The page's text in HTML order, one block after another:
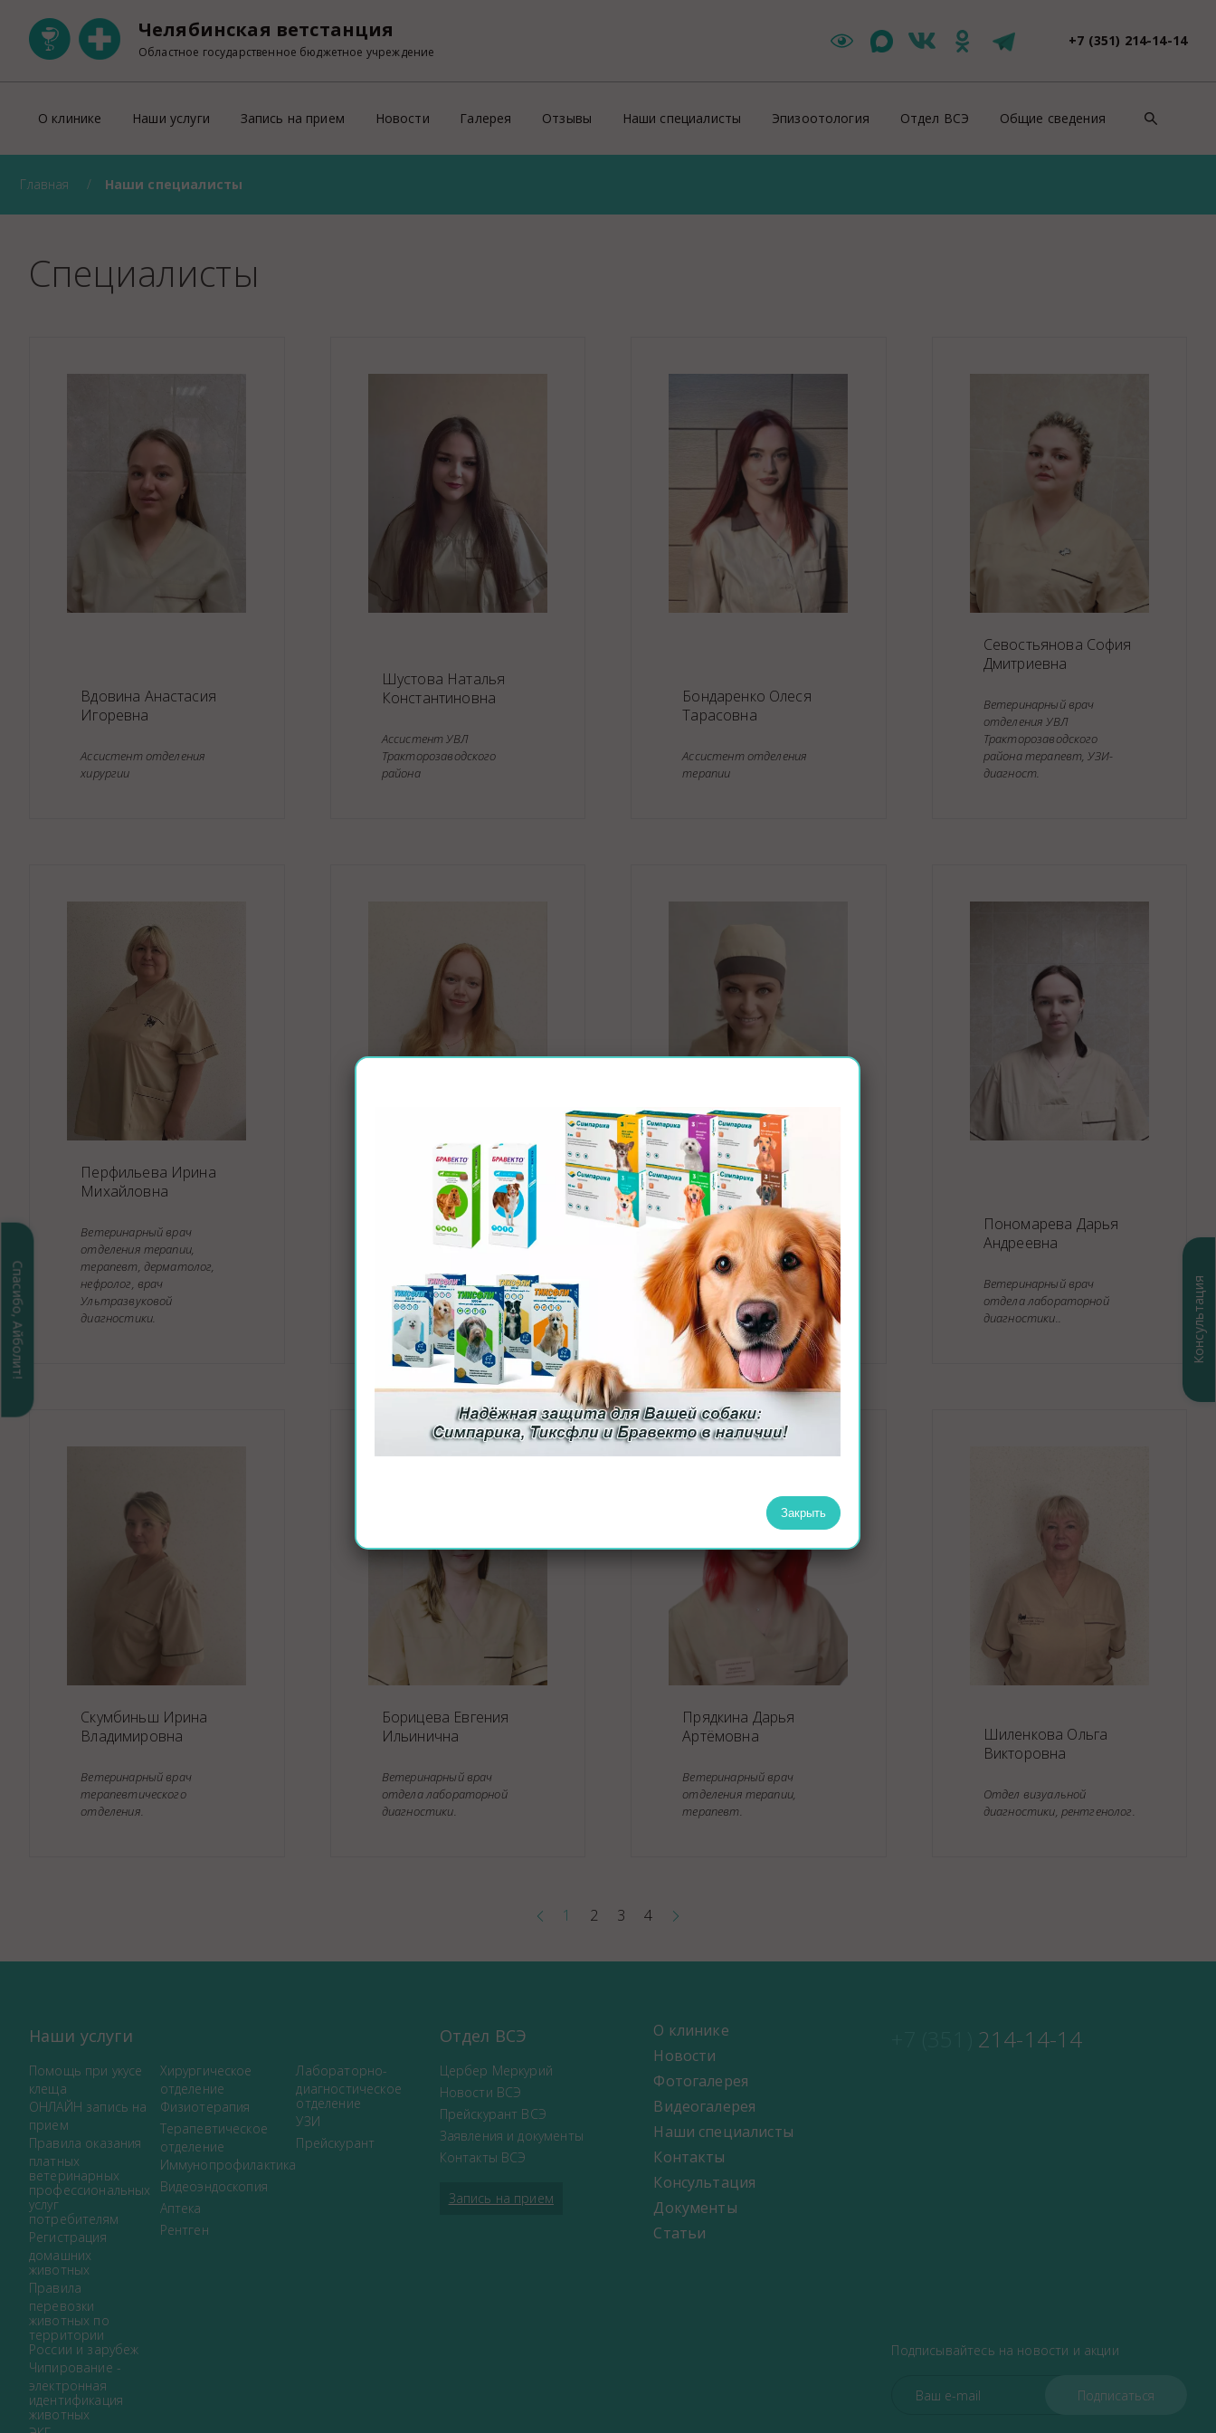
Спасибо, Айболит! Консультация
Челябинская ветстанция
Областное государственное бюджетное учреждение
+7 (351) 214-14-14
О клинике
Ветеринарная клиника на Свердловском
Участковая ветеринарная лечебница Тракторозаводского района
Ветеринарный кабинет на Университетской набережной
Наши услуги
ОНЛАЙН запись на прием
Правила оказания платных ветеринарных профессиональных услуг потребителям
Регистрация домашних животных
Видеоэндоскопия
Иммунопрофилактика
Терапевтическое отделение
Физиотерапия
Запись на прием Новости Галерея
Видео
Отзывы Наши специалисты Эпизоотология
Эпизоотическая ситуация
Отдел ВСЭ
Новости ВСЭ
Общие сведения
Нормативно-правовые
Закупки
Спасибо, Айболит!
Главная Наши специалисты
Специалисты
Вдовина Анастасия
Игоревна
Ассистент отделения
хирургии
Шустова Наталья
Константиновна
Ассистент УВЛ
Тракторозаводского
района
Бондаренко Олеся
Тарасовна
Ассистент отделения
терапии
Севостьянова София
Дмитриевна
Ветеринарный врач
отделения УВЛ
Тракторозаводского
района терапевт, УЗИ-
диагност.
Перфильева Ирина
Михайловна
Ветеринарный врач
отделения терапии,
терапевт, дерматолог,
нефролог, врач
Ультразвуковой
диагностики.
Сиванбаева
Екатерина
Фаритовна
Врач визуальной
диагностики.
Янкина Анастасия
Александровна
Ветеринарный врач
отделения терапия,
терапия.
Пономарева Дарья
Андреевна
Ветеринарный врач
отдела лабораторной
диагностики..
Скумбиньш Ирина
Владимировна
Ветеринарный врач
терапевтического
отделения.
Борицева Евгения
Ильинична
Ветеринарный врач
отдела лабораторной
диагностики.
Прядкина Дарья
Артёмовна
Ветеринарный врач
отделения терапии,
терапевт.
Шиленкова Ольга
Викторовна
Отдел визуальной
диагностики, рентгенолог.
1 2 3 4
Наши услуги
Помощь при укусе
клеща
ОНЛАЙН запись на
прием
Правила оказания
платных
ветеринарных
профессиональных
услуг
потребителям
Регистрация
домашних
животных
Правила
перевозки
животных по
территории
России и зарубеж
Чипирование -
электронная
идентификация
животных
Хирургическое
отделение
Физиотерапия
Терапевтическое
отделение
Иммунопрофилактика
Видеоэндоскопия
Аптека
Рентген
Лабораторно-
диагностическое
отделение
УЗИ
Прейскурант
Отдел ВСЭ
Цербер Меркурий
Новости ВСЭ
Прейскурант ВСЭ
Заявления и документы
Контакты ВСЭ
Запись на прием
О клинике
Новости
Фотогалерея
Видеогалерея
Наши специалисты
Контакты
Консультация
Документы
Статьи
214-14-14
Подписывайтесь на новости и акции
Закрыть